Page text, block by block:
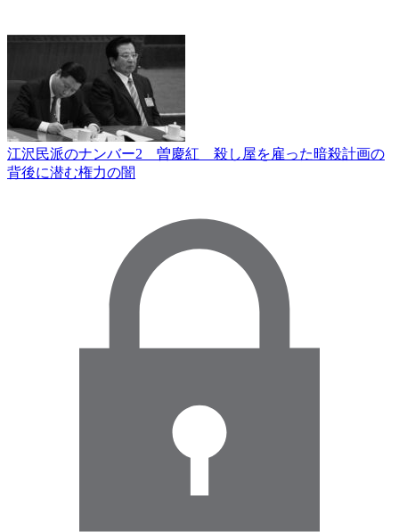
江沢民派のナンバー2 曽慶紅 殺し屋を雇った暗殺計画の
背後に潜む権力の闇